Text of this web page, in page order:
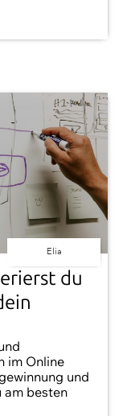
Elia
du
im Online
und
am besten